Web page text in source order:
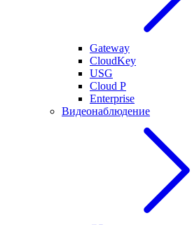
Gateway
CloudKey
USG
Cloud P
Enterprise
Видеонаблюдение